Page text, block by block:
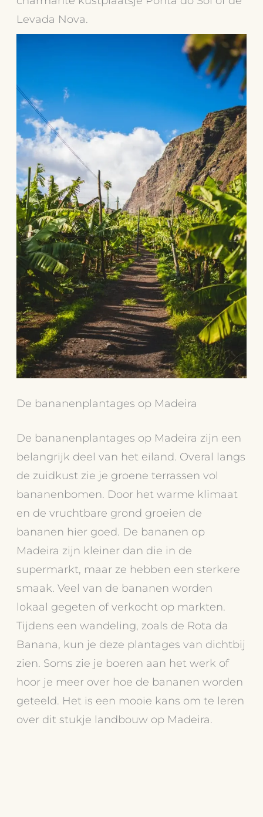
Levada Nova.
De bananenplantages op Madeira
De bananenplantages op Madeira zijn een
belangrijk deel van het eiland. Overal langs
de zuidkust zie je groene terrassen vol
bananenbomen. Door het warme klimaat
en de vruchtbare grond groeien de
bananen hier goed. De bananen op
Madeira zijn kleiner dan die in de
supermarkt, maar ze hebben een sterkere
smaak. Veel van de bananen worden
lokaal gegeten of verkocht op markten.
Tijdens een wandeling, zoals de Rota da
Banana, kun je deze plantages van dichtbij
zien. Soms zie je boeren aan het werk of
hoor je meer over hoe de bananen worden
geteeld. Het is een mooie kans om te leren
over dit stukje landbouw op Madeira.